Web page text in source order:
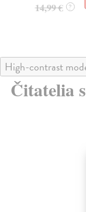
14,99 € ?
High-contrast
Čitatelia